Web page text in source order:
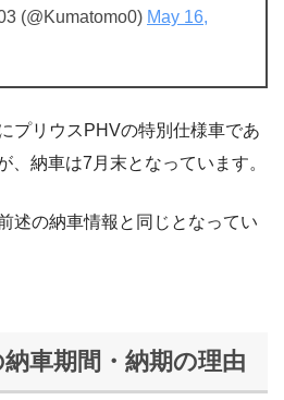
(@Kumatomo0) May 16,
プリウスPHVの特別仕様車であ
、納車は7月末となっています。
述の納車情報と同じとなってい
車期間・納期の理由